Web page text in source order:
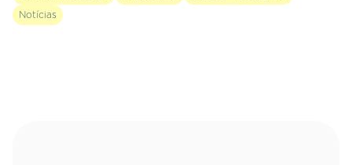
Notícias